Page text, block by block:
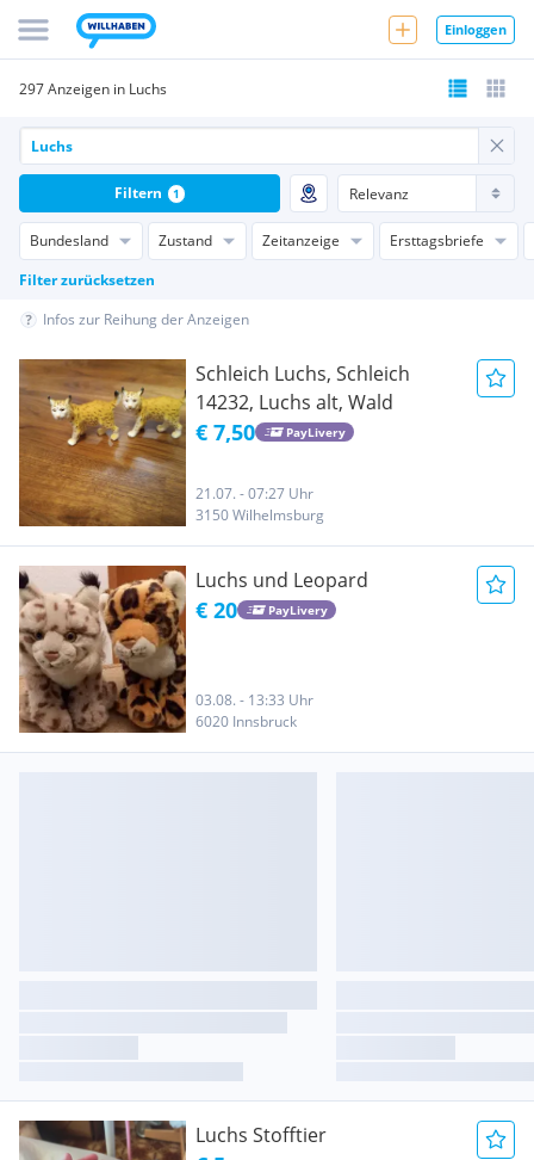
Einloggen
297 Anzeigen in Luchs
Bundesland Zustand Zeitanzeige
Ersttagsbriefe
Filter zurücksetzen
Filtern 1
Infos zur Reihung der Anzeigen
Schleich Luchs, Schleich
14232, Luchs alt, Wald
€ 7,50 PayLivery
21.07. - 07:27 Uhr
3150 Wilhelmsburg
Luchs und Leopard
€ 20 PayLivery
03.08. - 13:33 Uhr
6020 Innsbruck
Luchs Stofftier